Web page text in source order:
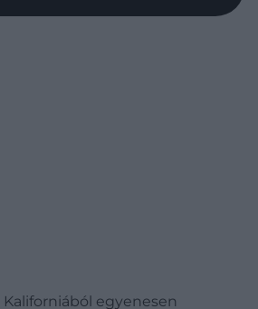
Kaliforniából egyenesen